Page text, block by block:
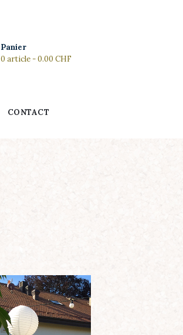
Panier
0 article-0.00 CHF
CONTACT